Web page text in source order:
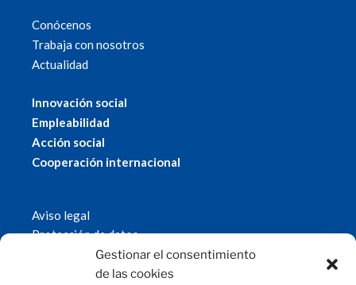
Gestionar el consentimiento
de las cookies
Conócenos
Trabaja con nosotros
Actualidad
Innovación social
Empleabilidad
Acción social
Cooperación internacional
Aviso legal
Protección de datos
Política de cookies
© 2019 Fundación Magtel.